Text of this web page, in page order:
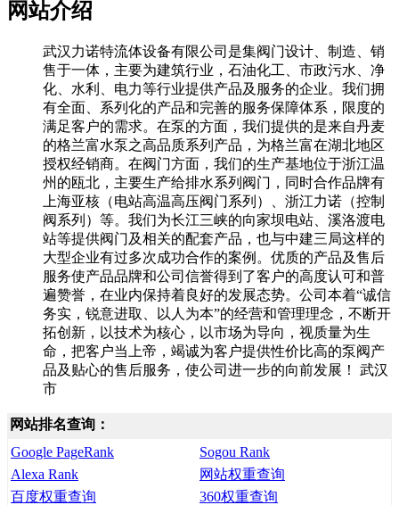
网站介绍
武汉力诺特流体设备有限公司是集阀门设计、制造、销
售于一体，主要为建筑行业，石油化工、市政污水、净
化、水利、电力等行业提供产品及服务的企业。我们拥
有全面、系列化的产品和完善的服务保障体系，限度的
满足客户的需求。在泵的方面，我们提供的是来自丹麦
的格兰富水泵之高品质系列产品，为格兰富在湖北地区
授权经销商。在阀门方面，我们的生产基地位于浙江温
州的瓯北，主要生产给排水系列阀门，同时合作品牌有
上海亚核（电站高温高压阀门系列）、浙江力诺（控制
阀系列）等。我们为长江三峡的向家坝电站、溪洛渡电
站等提供阀门及相关的配套产品，也与中建三局这样的
大型企业有过多次成功合作的案例。优质的产品及售后
服务使产品品牌和公司信誉得到了客户的高度认可和普
遍赞誉，在业内保持着良好的发展态势。公司本着“诚信
务实，锐意进取、以人为本”的经营和管理理念，不断开
拓创新，以技术为核心，以市场为导向，视质量为生
命，把客户当上帝，竭诚为客户提供性价比高的泵阀产
品及贴心的售后服务，使公司进一步的向前发展！ 武汉
市
网站排名查询：
Google PageRank
Sogou Rank
Alexa Rank
网站权重查询
百度权重查询
360权重查询